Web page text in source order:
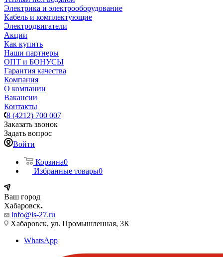
Электрика и электрооборудование
Кабель и комплектующие
Электродвигатели
Акции
Как купить
Наши партнеры
ОПТ и БОНУСЫ
Гарантия качества
Компания
О компании
Вакансии
Контакты
8 (4212) 700 007
Заказать звонок
Задать вопрос
Войти
Корзина0
Избранные товары0
Ваш город
Хабаровск
info@is-27.ru
Хабаровск, ул. Промышленная, 3К
WhatsApp